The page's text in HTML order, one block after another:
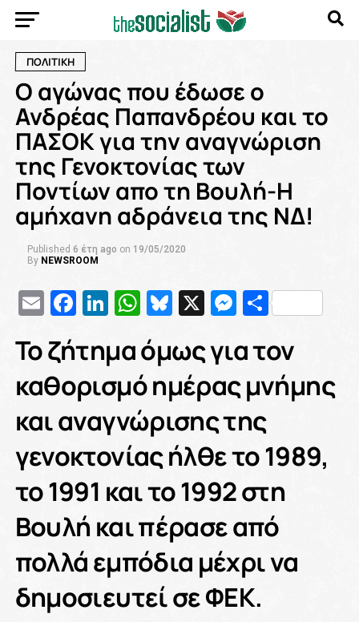
ΠΟΛΙΤΙΚΗ
Ο αγώνας που έδωσε ο
Ανδρέας Παπανδρέου και το
ΠΑΣΟΚ για την αναγνώριση
της Γενοκτονίας των
Ποντίων απο τη Βουλή-Η
αμήχανη αδράνεια της ΝΔ!
Published 6 έτη ago on 19/05/2020
By NEWSROOM
EmailFacebook
LinkedIn
WhatsApp
Bluesky
X
Το ζήτημα όμως για τον
καθορισμό ημέρας μνήμης
και αναγνώρισης της
γενοκτονίας ήλθε το 1989,
το 1991 και το 1992 στη
Βουλή και πέρασε από
πολλά εμπόδια μέχρι να
δημοσιευτεί σε ΦΕΚ.